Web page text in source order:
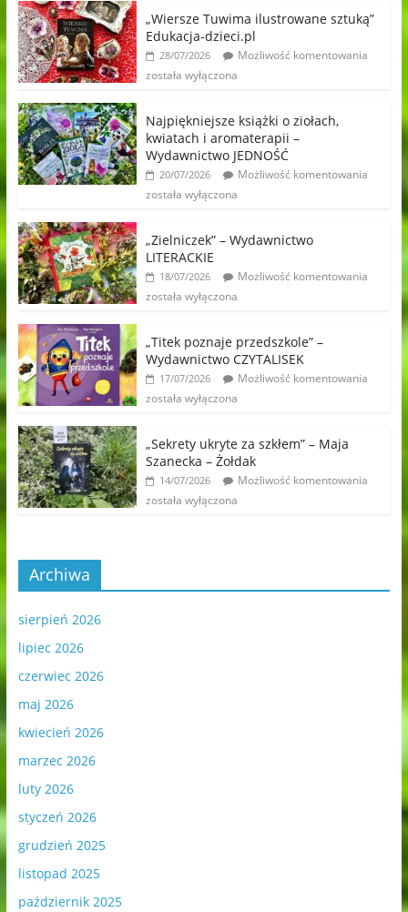
„Wiersze Tuwima ilustrowane sztuką”
Edukacja-dzieci.pl
28/07/2026
Możliwość komentowania
została wyłączona
Najpiękniejsze książki o ziołach,
kwiatach i aromaterapii –
Wydawnictwo JEDNOŚĆ
20/07/2026
Możliwość komentowania
została wyłączona
„Zielniczek” – Wydawnictwo
LITERACKIE
18/07/2026
Możliwość komentowania
została wyłączona
„Titek poznaje przedszkole” –
Wydawnictwo CZYTALISEK
17/07/2026
Możliwość komentowania
została wyłączona
„Sekrety ukryte za szkłem” – Maja
Szanecka – Żołdak
14/07/2026
Możliwość komentowania
została wyłączona
Archiwa
sierpień 2026
lipiec 2026
czerwiec 2026
maj 2026
kwiecień 2026
marzec 2026
luty 2026
styczeń 2026
grudzień 2025
listopad 2025
październik 2025